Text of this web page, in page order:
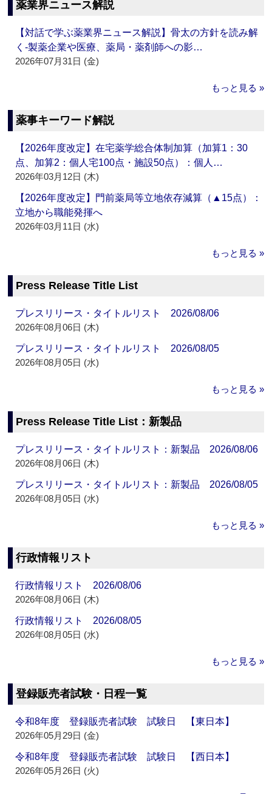
薬業界ニュース解説
【対話で学ぶ薬業界ニュース解説】骨太の方針を読み解
く‐製薬企業や医療、薬局・薬剤師への影…
2026年07月31日 (金)
もっと見る »
薬事キーワード解説
【2026年度改定】在宅薬学総合体制加算（加算1：30
点、加算2：個人宅100点・施設50点）：個人…
2026年03月12日 (木)
【2026年度改定】門前薬局等立地依存減算（▲15点）：
立地から職能発揮へ
2026年03月11日 (水)
もっと見る »
Press Release Title List
プレスリリース・タイトルリスト 2026/08/06
2026年08月06日 (木)
プレスリリース・タイトルリスト 2026/08/05
2026年08月05日 (水)
もっと見る »
Press Release Title List：新製品
プレスリリース・タイトルリスト：新製品 2026/08/06
2026年08月06日 (木)
プレスリリース・タイトルリスト：新製品 2026/08/05
2026年08月05日 (水)
もっと見る »
行政情報リスト
行政情報リスト 2026/08/06
2026年08月06日 (木)
行政情報リスト 2026/08/05
2026年08月05日 (水)
もっと見る »
登録販売者試験・日程一覧
令和8年度 登録販売者試験 試験日 【東日本】
2026年05月29日 (金)
令和8年度 登録販売者試験 試験日 【西日本】
2026年05月26日 (火)